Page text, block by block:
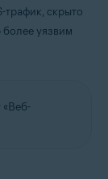
трафик, скрыто
уязвим